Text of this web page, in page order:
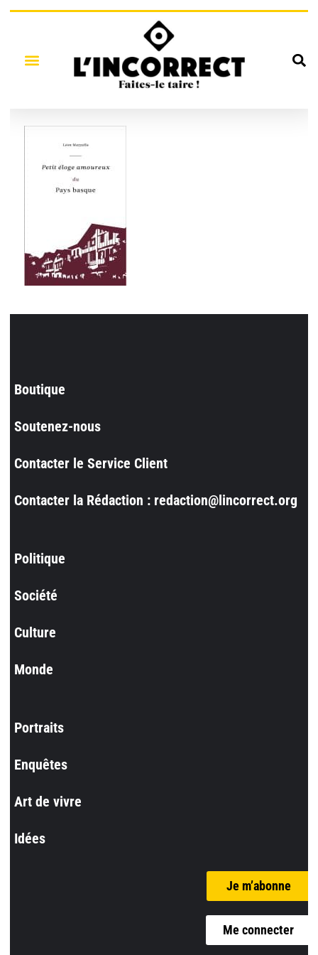
Boutique
Soutenez-nous
Contacter le Service Client
Contacter la Rédaction : redaction@lincorrect.org
Politique
Société
Culture
Monde
Portraits
Enquêtes
Art de vivre
Idées
Je m’abonne
Me connecter